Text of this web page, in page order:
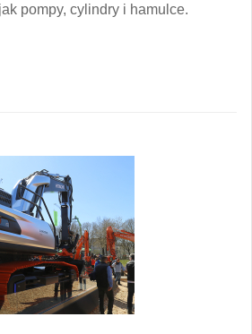
pompy, cylindry i hamulce.